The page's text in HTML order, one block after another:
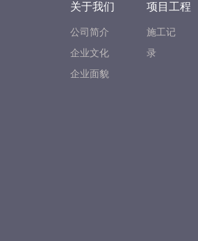
关于我们
公司简介
企业文化
企业面貌
项目工程
施工记
录